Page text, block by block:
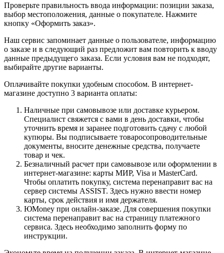
Проверьте правильность ввода информации: позиции заказа,
выбор местоположения, данные о покупателе. Нажмите
кнопку «Оформить заказ».
Наш сервис запоминает данные о пользователе, информацию
о заказе и в следующий раз предложит вам повторить к вводу
данные предыдущего заказа. Если условия вам не подходят,
выбирайте другие варианты.
Оплачивайте покупки удобным способом. В интернет-
магазине доступно 3 варианта оплаты:
Наличные при самовывозе или доставке курьером.
Специалист свяжется с вами в день доставки, чтобы
уточнить время и заранее подготовить сдачу с любой
купюры. Вы подписываете товаросопроводительные
документы, вносите денежные средства, получаете
товар и чек.
Безналичный расчет при самовывозе или оформлении в
интернет-магазине: карты МИР, Visa и MasterCard.
Чтобы оплатить покупку, система перенаправит вас на
сервер системы ASSIST. Здесь нужно ввести номер
карты, срок действия и имя держателя.
ЮMoney при онлайн-заказе. Для совершения покупки
система перенаправит вас на страницу платежного
сервиса. Здесь необходимо заполнить форму по
инструкции.